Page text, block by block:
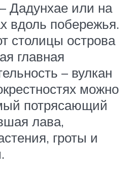
Дадунхае или на
вдоль побережья.
столицы острова
главная
– вулкан
можно
потрясающий
лава,
гроты и